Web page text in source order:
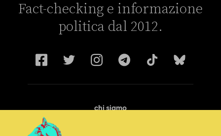
Fact-checking e informazione
politica dal 2012.
chi siamo